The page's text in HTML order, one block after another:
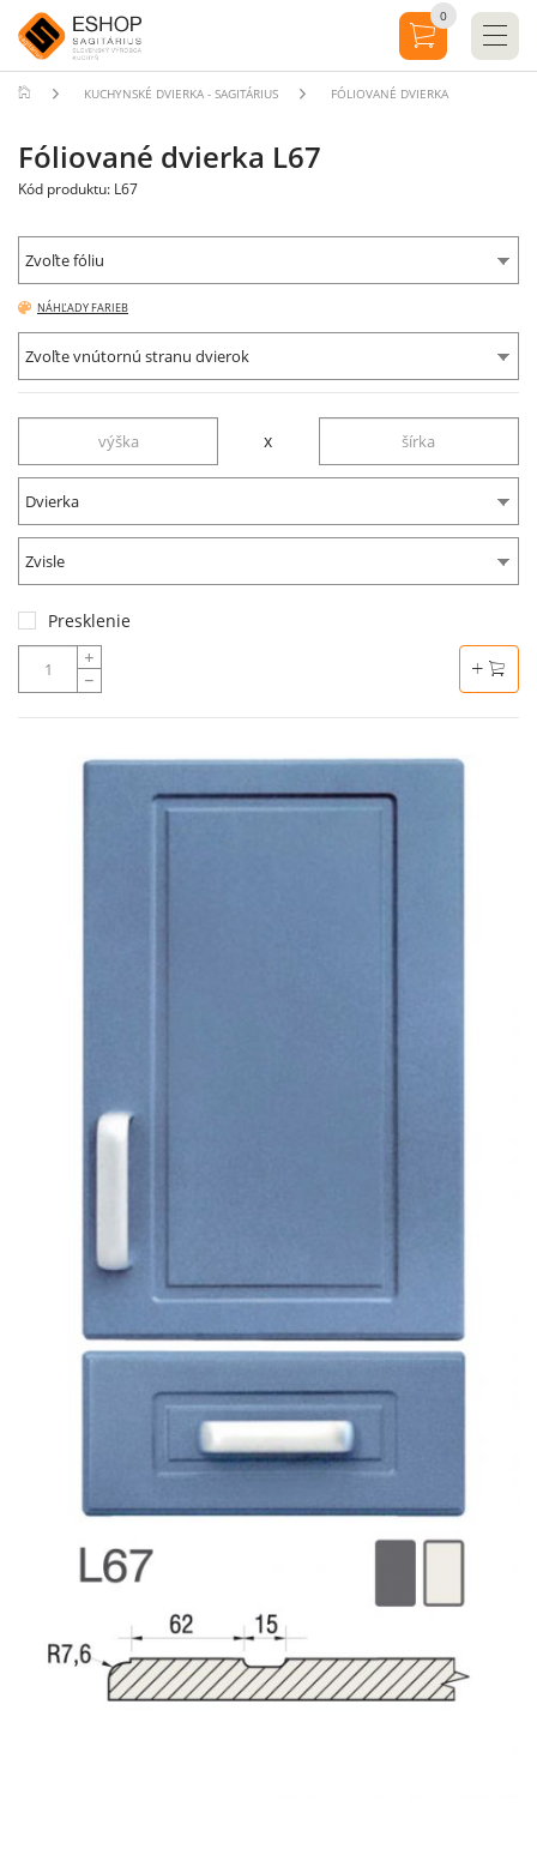
KUCHYNSKÉ DVIERKA - SAGITÁRIUS FÓLIOVANÉ DVIERKA
Fóliované dvierka L67
Kód produktu: L67
Zvoľte fóliu
NÁHĽADY FARIEB
Zvoľte vnútornú stranu dvierok
x
Dvierka
Zvisle
Presklenie
0